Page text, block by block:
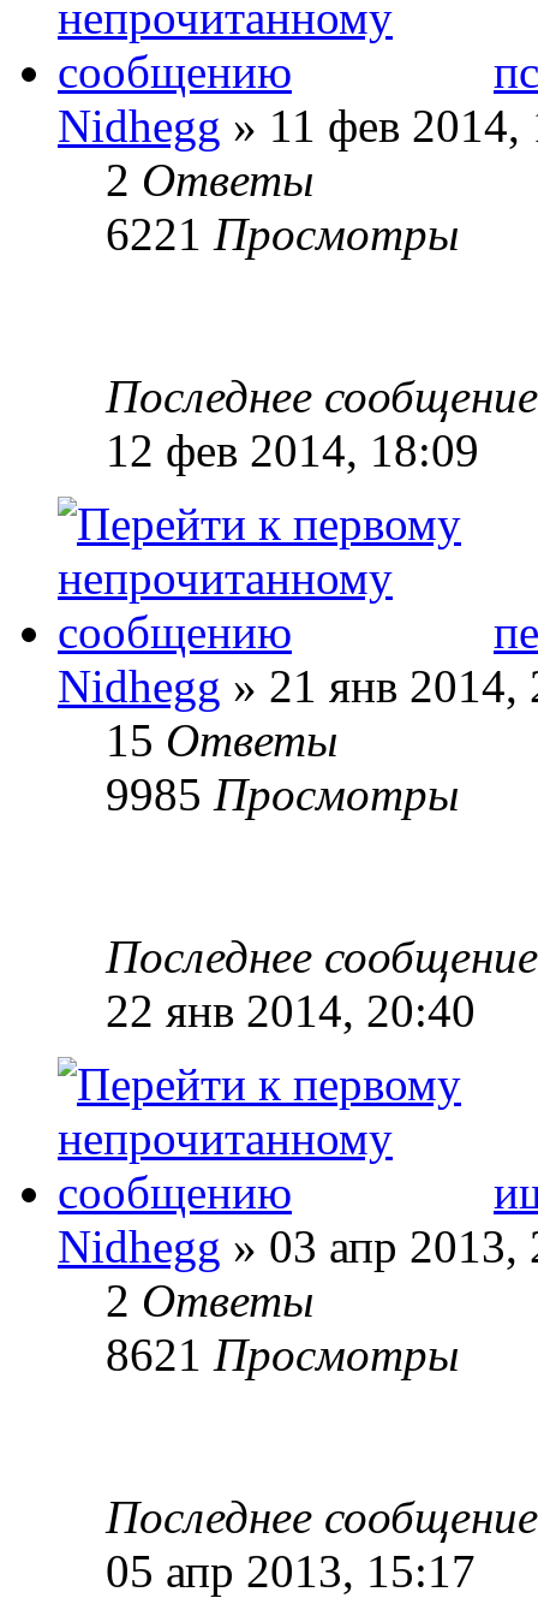
Nidhegg » 11 фев 2014,
2 Ответы
6221 Просмотры
Последнее
12 фев 2014, 18:09
Nidhegg » 21 янв 2014,
15 Ответы
9985 Просмотры
Последнее
22 янв 2014, 20:40
Nidhegg » 03 апр 2013,
2 Ответы
8621 Просмотры
Последнее
05 апр 2013, 15:17